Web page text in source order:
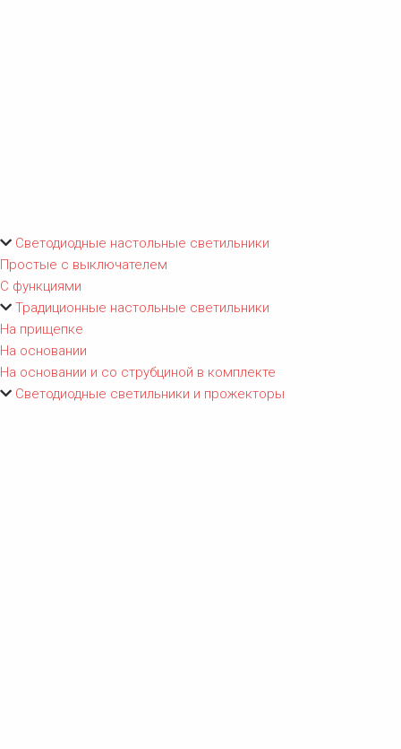
Светодиодные настольные светильники
Простые с выключателем
С функциями
Традиционные настольные светильники
На прищепке
На основании
На основании и со струбциной в комплекте
Светодиодные светильники и прожекторы